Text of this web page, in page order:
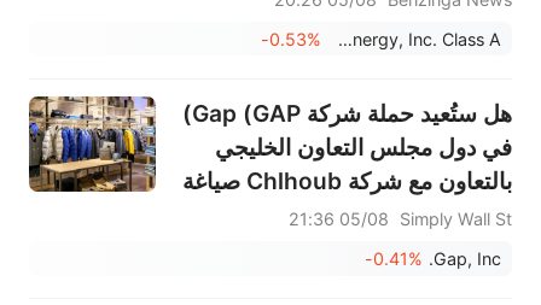
Fluence Energy, Inc. Class A
-0.53%
هل ستُعيد حملة شركة Gap (GAP)
في دول مجلس التعاون الخليجي
بالتعاون مع شركة Chlhoub صياغة
سردية توسعها الدولي القائم على
التكنولوجيا الرقمية؟
Simply Wall St
05/08 21:36
Gap, Inc.
-0.41%